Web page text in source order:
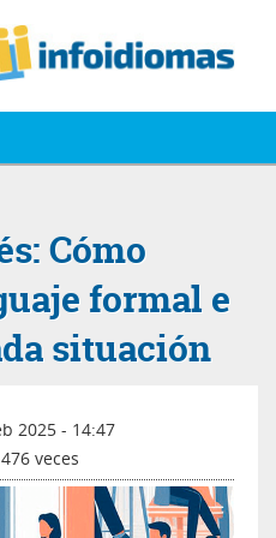
Cómo
formal e
situación
2025 - 14:47
veces